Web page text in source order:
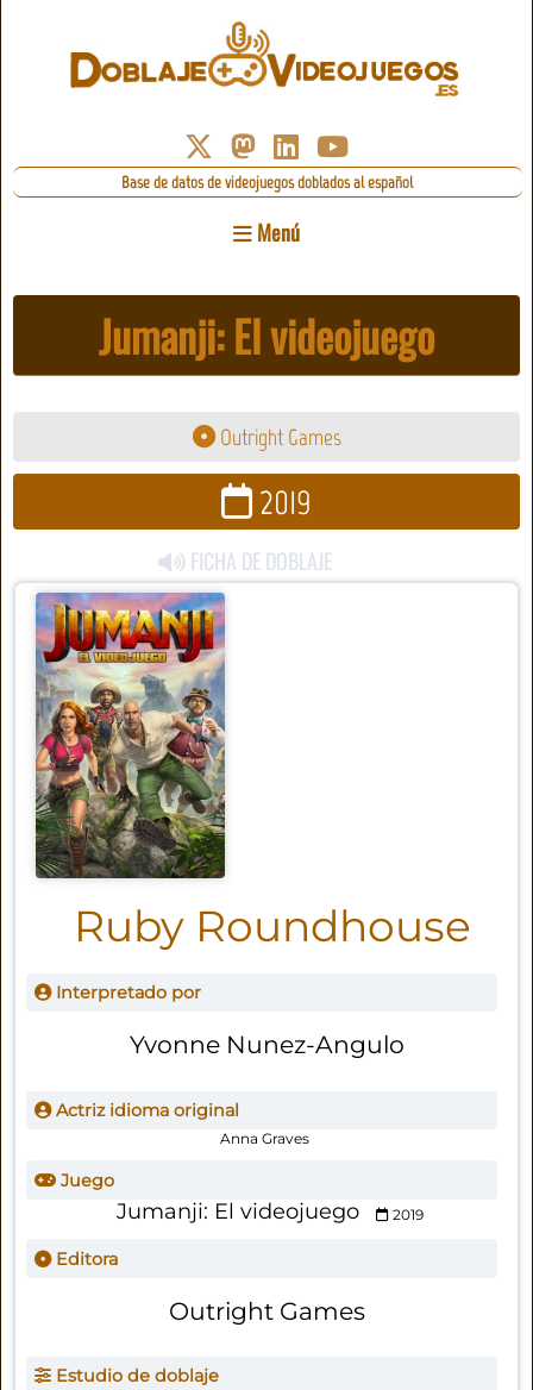
Base de datos de videojuegos doblados al español
Menú
Jumanji: El videojuego
Outright Games
2019
FICHA DE DOBLAJE
Ruby Roundhouse
Interpretado por
Yvonne Nunez-Angulo
Actriz idioma original
Anna Graves
Juego
Jumanji: El videojuego 2019
Editora
Outright Games
Estudio de doblaje